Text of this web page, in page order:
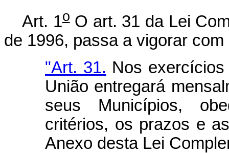
Art. 1oO art. 31 da Lei
de 1996, passa a vigorar
"Art. 31. Nos
União entregará
seus Municípios,
critérios, os prazos e
Anexo desta Lei